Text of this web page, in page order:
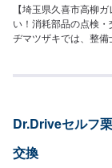
【埼玉県久喜市高柳
い！消耗部品の点検
ヂマツザキでは、整
安全衛生法に定めら
込み・引き取り【4】
代車について>ガレ
している間、代車をお
Dr.Driveセルフ
交換